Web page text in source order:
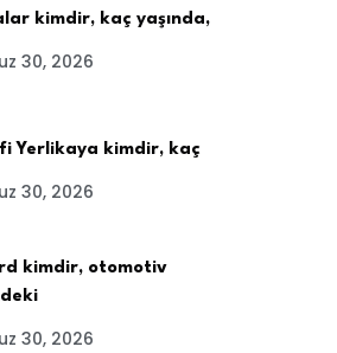
kimdir, kaç yaşında,
30, 2026
Yerlikaya kimdir, kaç
30, 2026
kimdir, otomotiv
30, 2026